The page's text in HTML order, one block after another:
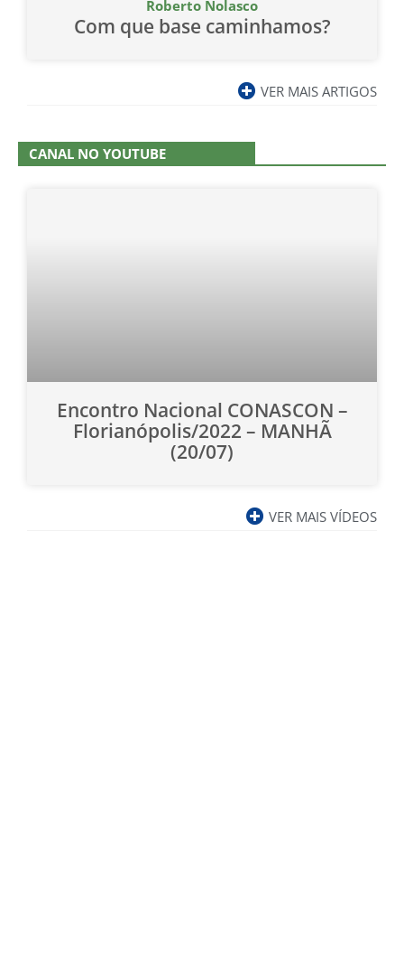
Roberto Nolasco
Com que base caminhamos?
VER MAIS ARTIGOS
CANAL NO YOUTUBE
Encontro Nacional CONASCON –
Florianópolis/2022 – MANHÃ
(20/07)
VER MAIS VÍDEOS